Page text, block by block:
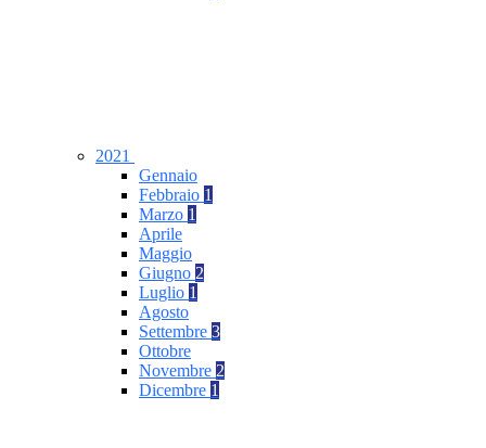
2021
Gennaio
Febbraio 1
Marzo 1
Aprile
Maggio
Giugno 2
Luglio 1
Agosto
Settembre 3
Ottobre
Novembre 2
Dicembre 1